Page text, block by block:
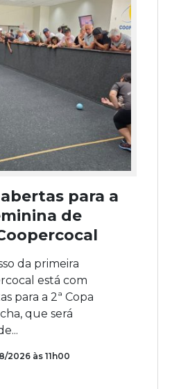
para a
de
da primeira
está com
para a 2ª Copa
que será
2026 às 11h00